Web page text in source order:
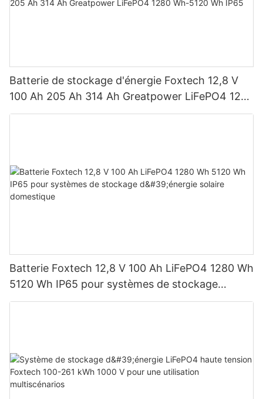
Batterie de stockage d'énergie Foxtech 12,8 V
100 Ah 205 Ah 314 Ah Greatpower LiFePO4 1280
Wh-5120 Wh IP65
Batterie Foxtech 12,8 V 100 Ah LiFePO4 1280 Wh
5120 Wh IP65 pour systèmes de stockage
d'énergie solaire domestique